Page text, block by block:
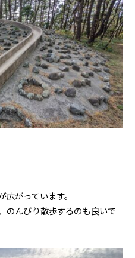
がっています。
のんびり散歩するのも良いで